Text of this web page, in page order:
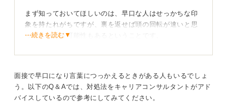
まず知っておいてほしいのは、早口な人はせっかちな印
象を持たれがちですが、裏を返せば頭の回転が速いと思
ってもらえる可能性もあるということです。
ばかりではありません。これをプラスにとらえつつ、相
手に内容が的確に伝わるようにゆっくり話すことを心掛
けましょう。
⋯続きを読む▼
面接で早口になり言葉につっかえるときがある人もいるでしょ
う。以下のQ＆Aでは、対処法をキャリアコンサルタントがアド
バイスしているので参考にしてみてください。